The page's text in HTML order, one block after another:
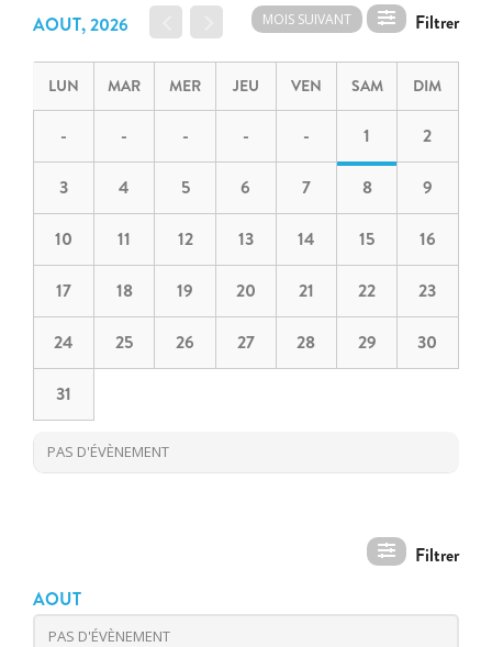
MOIS SUIVANT
AOUT, 2026
LUN MAR MER JEU VEN SAM DIM
- - - - - 1 2
3 4 5 6 7 8 9
10 11 12 13 14 15 16
17 18 19 20 21 22 23
24 25 26 27 28 29 30
31
PAS D'ÉVÈNEMENT
AOUT
PAS D'ÉVÈNEMENT